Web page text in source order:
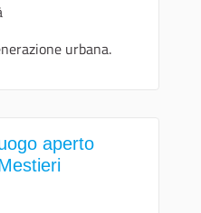
urbana.
aperto